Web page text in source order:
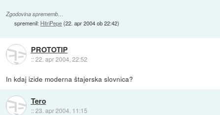
Zgodovina sprememb…
spremenil: HitriPepe(22. apr 2004 ob 22:42)
PROTOTIP
::22. apr 2004, 22:52
In kdaj izide moderna štajerska slovnica?
Tero
::23. apr 2004, 11:15